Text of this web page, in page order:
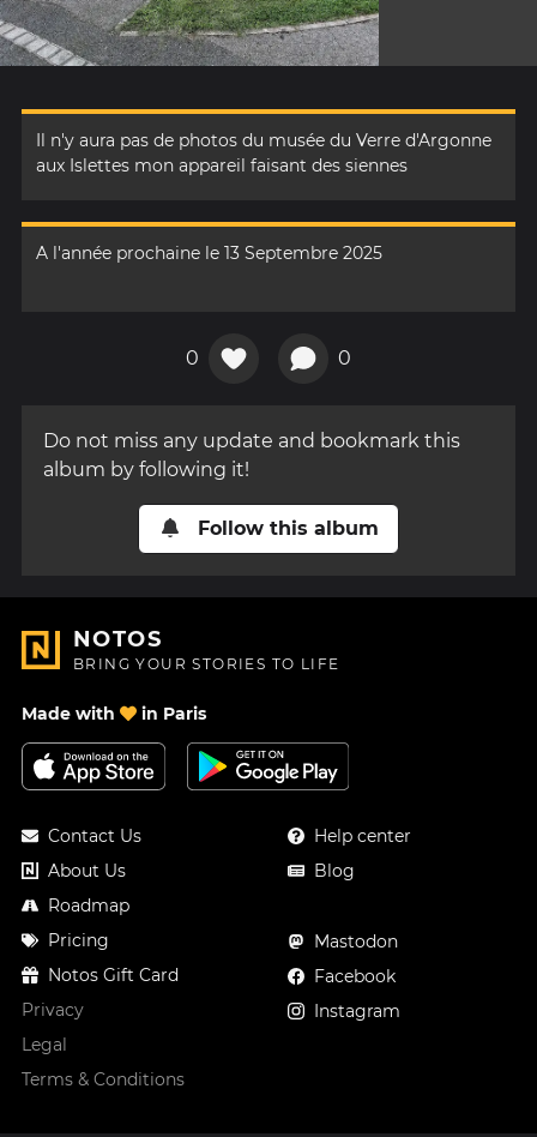
Il n'y aura pas de photos du musée du Verre d'Argonne
aux Islettes mon appareil faisant des siennes
A l'année prochaine le 13 Septembre 2025
0 0
Do not miss any update and bookmark this
album by following it!
Follow this album
NOTOS
BRING YOUR STORIES TO LIFE
Made with in Paris
Contact Us
About Us
Roadmap
Pricing
Notos Gift Card
Privacy
Legal
Terms & Conditions
Help center
Blog
Mastodon
Facebook
Instagram